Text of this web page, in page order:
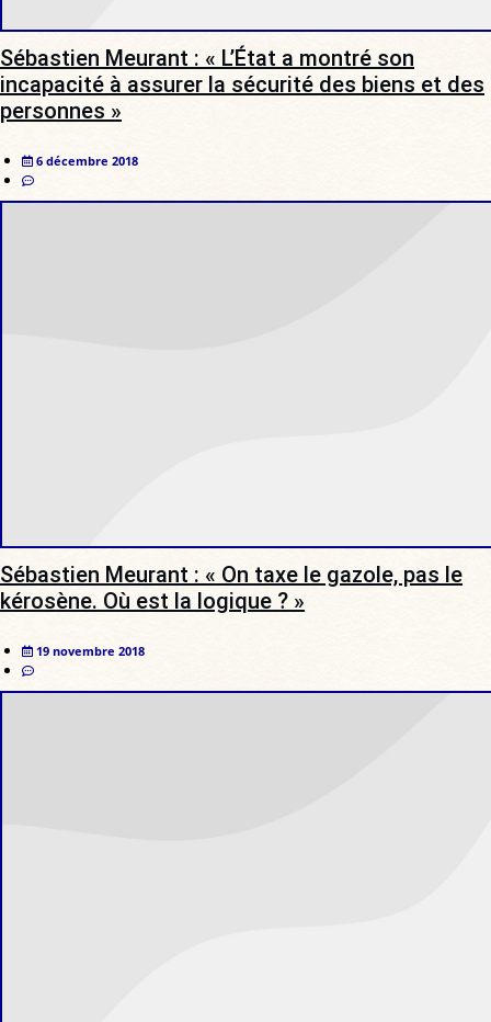
Sébastien Meurant : « L’État a montré son
incapacité à assurer la sécurité des biens et des
personnes »
6 décembre 2018
Sébastien Meurant : « On taxe le gazole, pas le
kérosène. Où est la logique ? »
19 novembre 2018